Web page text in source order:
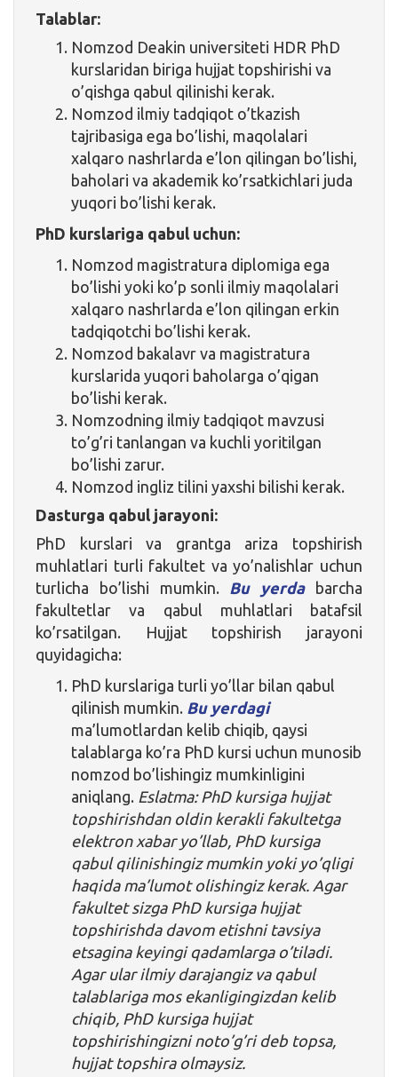
Talablar:
Nomzod Deakin universiteti HDR PhD
kurslaridan biriga hujjat topshirishi va
o’qishga qabul qilinishi kerak.
Nomzod ilmiy tadqiqot o’tkazish
tajribasiga ega bo’lishi, maqolalari
xalqaro nashrlarda e’lon qilingan bo’lishi,
baholari va akademik ko’rsatkichlari juda
yuqori bo’lishi kerak.
PhD kurslariga qabul uchun:
Nomzod magistratura diplomiga ega
bo’lishi yoki ko’p sonli ilmiy maqolalari
xalqaro nashrlarda e’lon qilingan erkin
tadqiqotchi bo’lishi kerak.
Nomzod bakalavr va magistratura
kurslarida yuqori baholarga o’qigan
bo’lishi kerak.
Nomzodning ilmiy tadqiqot mavzusi
to’g’ri tanlangan va kuchli yoritilgan
bo’lishi zarur.
Nomzod ingliz tilini yaxshi bilishi kerak.
Dasturga qabul jarayoni:
PhD kurslari va grantga ariza topshirish
muhlatlari turli fakultet va yo’nalishlar uchun
turlicha bo’lishi mumkin. Bu yerdabarcha
fakultetlar va qabul muhlatlari batafsil
ko’rsatilgan. Hujjat topshirish jarayoni
quyidagicha:
PhD kurslariga turli yo’llar bilan qabul
qilinish mumkin. Bu yerdagi
ma’lumotlardan kelib chiqib, qaysi
talablarga ko’ra PhD kursi uchun munosib
nomzod bo’lishingiz mumkinligini
aniqlang. Eslatma: PhD kursiga hujjat
topshirishdan oldin kerakli fakultetga
elektron xabar yo’llab, PhD kursiga
qabul qilinishingiz mumkin yoki yo’qligi
haqida ma’lumot olishingiz kerak. Agar
fakultet sizga PhD kursiga hujjat
topshirishda davom etishni tavsiya
etsagina keyingi qadamlarga o’tiladi.
Agar ular ilmiy darajangiz va qabul
talablariga mos ekanligingizdan kelib
chiqib, PhD kursiga hujjat
topshirishingizni noto’g’ri deb topsa,
hujjat topshira olmaysiz.